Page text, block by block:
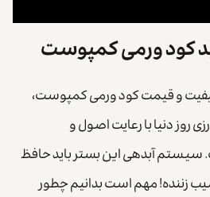
کود ورمی کمپوست
کیفیت و قیمت کود ورمی کمپوست،
روز دنیا با رعایت اصول و
سیستم آبدهی این بستر باید حافظ
زننده! مهم است بدانیم چطور